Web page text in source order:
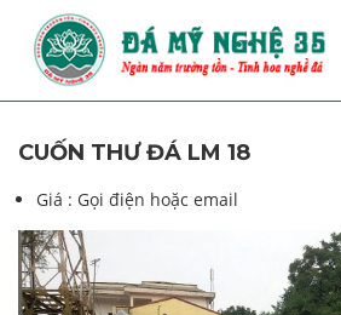
CUỐN THƯ ĐÁ LM 18
Giá : Gọi điện hoặc email